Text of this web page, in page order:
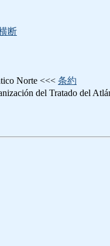
断
Norte <<< 条約
del Tratado del